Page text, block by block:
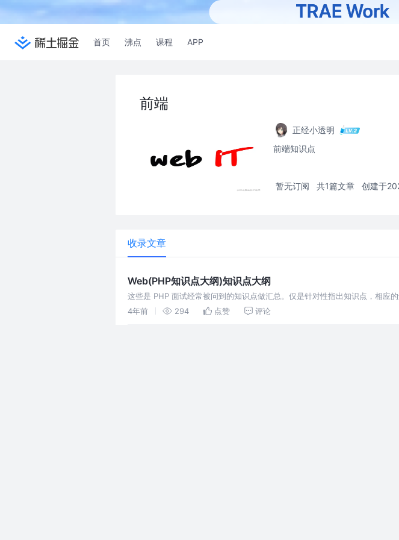
首页 沸点 课程 APP
前端
正经小透明
前端知识点
暂无订阅 共1篇文章 创建于
收录文章
Web(PHP知识点大纲)知识点大纲
这些是 PHP 面试经常被问到的知识点做汇总。仅是针对性指出知识点，相应
么，以及背后的原理。 如果你现在处于以下几种状态，本资
4年前 294 点赞 评论